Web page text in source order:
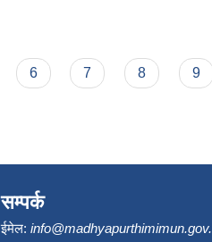
6 7 8 9
सम्पर्क
ईमेल: